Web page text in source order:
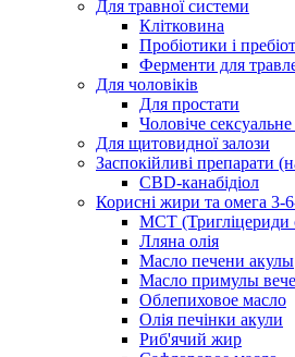
Для травної системи
Клітковина
Пробіотики і
Ферменти для
Для чоловіків
Для простати
Чоловіче
Для щитовидної залози
Заспокійливі препарати
CBD-канабідіол
Корисні жири та омега 3-
MCT (Тригліцериди
Лляна олія
Масло печени акулы
Масло примулы
Облепиховое масло
Олія печінки акули
Риб'ячий жир